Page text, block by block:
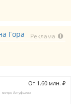
Реклама
Гора
От 1.60 млн. ₽
метро Алтуфьево